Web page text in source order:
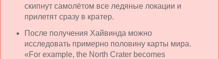
скипнут самолётом все ледяные локации и
прилетят сразу в кратер.
После получения Хайвинда можно
исследовать примерно половину карты мира.
«For example, the North Crater becomes